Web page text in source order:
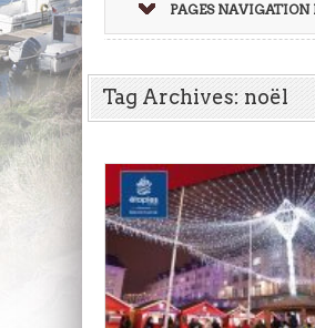
PAGES NAVIGATION
Tag Archives: noël